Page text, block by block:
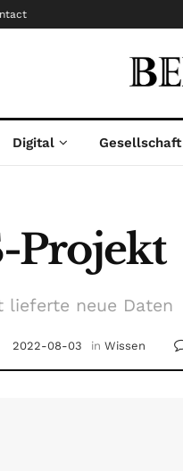
Digital Gesellschaft
Projekt
lieferte neue Daten
2022-08-03 in Wissen